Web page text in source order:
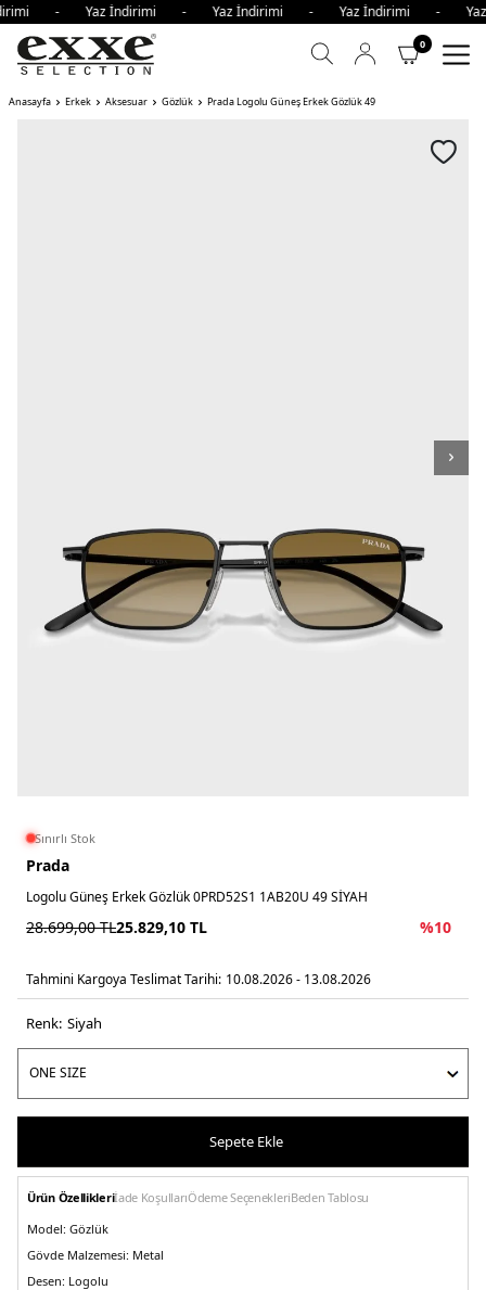
- Yaz İndirimi - Yaz İndirimi - Yaz
0
Anasayfa Erkek Aksesuar Gözlük Prada Logolu Güneş Erkek Gözlük 49
Sınırlı Stok
Prada
Logolu Güneş Erkek Gözlük 0PRD52S1 1AB20U 49 SİYAH
28.699,00TL25.829,10 TL %10
Tahmini Kargoya Teslimat Tarihi: 10.08.2026 - 13.08.2026
Renk: si̇yah
Sepete Ekle
Ürün Özellikleriİade KoşullarıÖdeme SeçenekleriBeden Tablosu
Model: Gözlük
Gövde Malzemesi: Metal
Desen: Logolu